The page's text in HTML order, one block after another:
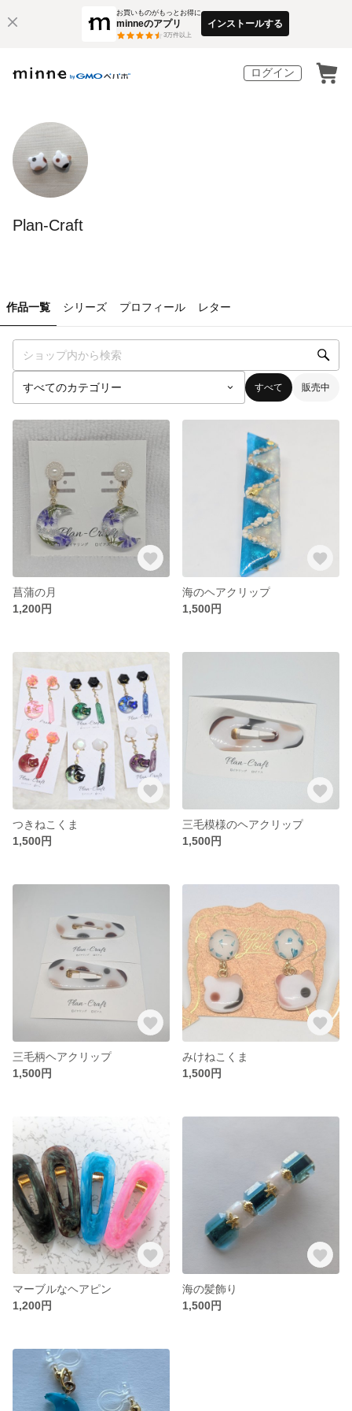
お買いものがもっとお得に
minneのアプリ
3万件以上
インストールする
ログイン
Plan-Craft
作品一覧 シリーズ プロフィール レター
すべて 販売中
菖蒲の月
1,200円
海のヘアクリップ
1,500円
つきねこくま
1,500円
三毛模様のヘアクリップ
1,500円
三毛柄ヘアクリップ
1,500円
みけねこくま
1,500円
マーブルなヘアピン
1,200円
海の髪飾り
1,500円